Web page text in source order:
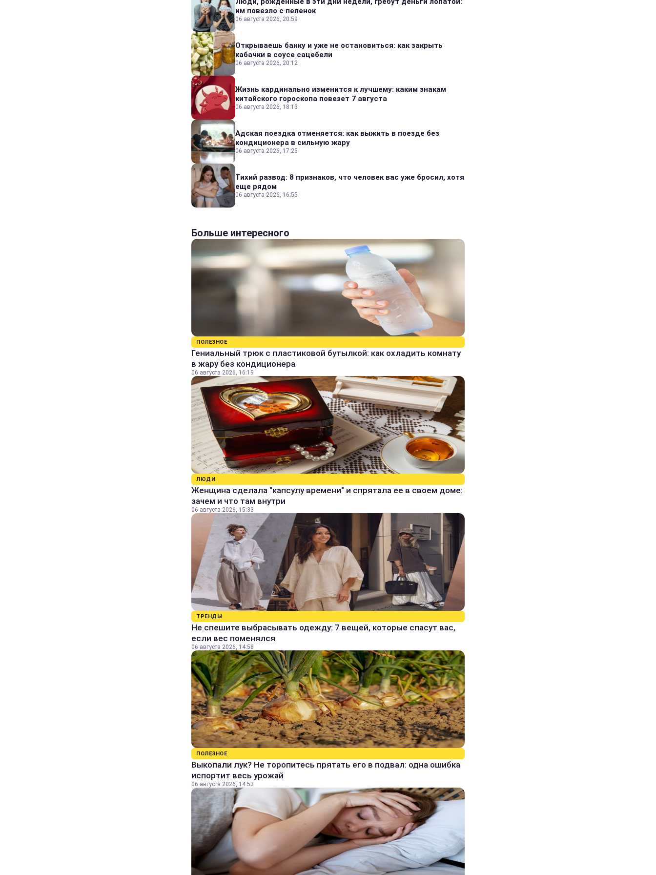
им повезло с пеленок
06 августа 2026, 20:59
Открываешь банку и уже не остановиться: как закрыть
кабачки в соусе сацебели
06 августа 2026, 20:12
Жизнь кардинально изменится к лучшему: каким знакам
китайского гороскопа повезет 7 августа
06 августа 2026, 18:13
Адская поездка отменяется: как выжить в поезде без
кондиционера в сильную жару
06 августа 2026, 17:25
Тихий развод: 8 признаков, что человек вас уже бросил, хотя
еще рядом
06 августа 2026, 16:55
Больше интересного
ПОЛЕЗНОЕ
Гениальный трюк с пластиковой бутылкой: как охладить комнату
в жару без кондиционера
06 августа 2026, 16:19
ЛЮДИ
Женщина сделала "капсулу времени" и спрятала ее в своем доме:
зачем и что там внутри
06 августа 2026, 15:33
ТРЕНДЫ
Не спешите выбрасывать одежду: 7 вещей, которые спасут вас,
если вес поменялся
06 августа 2026, 14:58
ПОЛЕЗНОЕ
Выкопали лук? Не торопитесь прятать его в подвал: одна ошибка
испортит весь урожай
06 августа 2026, 14:53